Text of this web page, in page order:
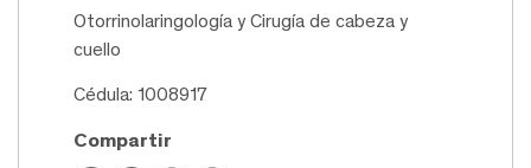
Otorrinolaringología y Cirugía de cabeza y
cuello
Cédula: 1008917
Compartir